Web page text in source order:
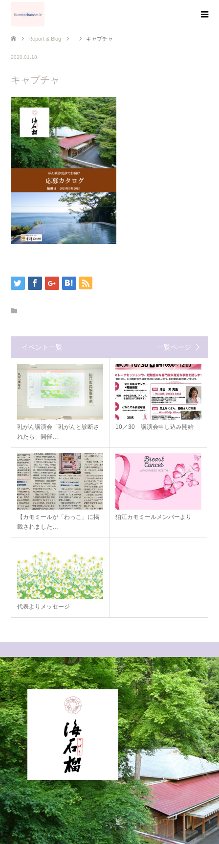
Report & Blog キャプチャ
2020.01.18
キャプチャ
イベント一覧 一覧ページ
乳がん講演会「乳がんと診断さ
れたら」開催…
10／30 講演会申し込み開始
【カモミールが「わっこ」に掲
載されました…
狛江カモミールメンバーより
代表よりメッセージ